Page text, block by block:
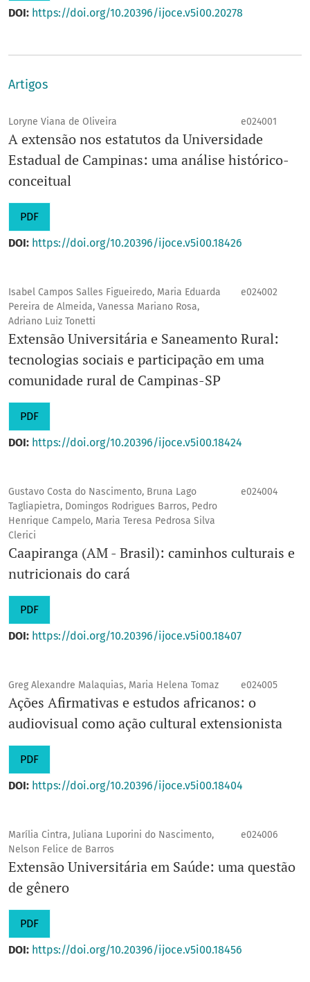
DOI: https://doi.org/10.20396/ijoce.v5i00.20278
Artigos
Loryne Viana de Oliveira e024001
A extensão nos estatutos da Universidade
Estadual de Campinas: uma análise histórico-
conceitual
PDF
DOI: https://doi.org/10.20396/ijoce.v5i00.18426
Isabel Campos Salles Figueiredo, Maria Eduarda
Pereira de Almeida, Vanessa Mariano Rosa,
Adriano Luiz Tonetti
e024002
Extensão Universitária e Saneamento Rural:
tecnologias sociais e participação em uma
comunidade rural de Campinas-SP
PDF
DOI: https://doi.org/10.20396/ijoce.v5i00.18424
Gustavo Costa do Nascimento, Bruna Lago
Tagliapietra, Domingos Rodrigues Barros, Pedro
Henrique Campelo, Maria Teresa Pedrosa Silva
Clerici
e024004
Caapiranga (AM - Brasil): caminhos culturais e
nutricionais do cará
PDF
DOI: https://doi.org/10.20396/ijoce.v5i00.18407
Greg Alexandre Malaquias, Maria Helena Tomaz e024005
Ações Afirmativas e estudos africanos: o
audiovisual como ação cultural extensionista
PDF
DOI: https://doi.org/10.20396/ijoce.v5i00.18404
Marília Cintra, Juliana Luporini do Nascimento,
Nelson Felice de Barros
e024006
Extensão Universitária em Saúde: uma questão
de gênero
PDF
DOI: https://doi.org/10.20396/ijoce.v5i00.18456